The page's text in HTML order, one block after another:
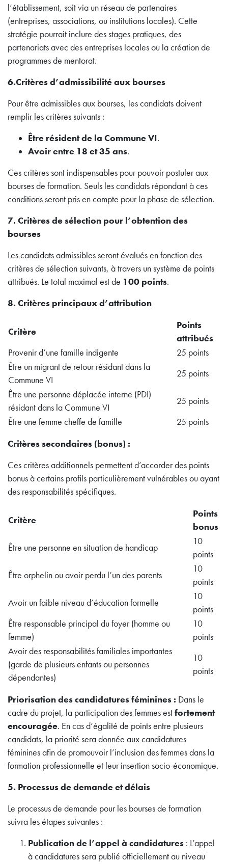
l’établissement, soit via un réseau de partenaires
(entreprises, associations, ou institutions locales). Cette
stratégie pourrait inclure des stages pratiques, des
partenariats avec des entreprises locales ou la création de
programmes de mentorat.
6.Critères d’admissibilité aux bourses
Pour être admissibles aux bourses, les candidats doivent
remplir les critères suivants :
Être résident de la Commune VI.
Avoir entre 18 et 35 ans.
Ces critères sont indispensables pour pouvoir postuler aux
bourses de formation. Seuls les candidats répondant à ces
conditions seront pris en compte pour la phase de sélection.
7. Critères de sélection pour l’obtention des
bourses
Les candidats admissibles seront évalués en fonction des
critères de sélection suivants, à travers un système de points
attribués. Le total maximal est de 100 points.
8. Critères principaux d’attribution
Critère
Points
attribués
Provenir d’une famille indigente
25 points
Être un migrant de retour résidant dans la
Commune VI
25 points
Être une personne déplacée interne (PDI)
résidant dans la Commune VI
25 points
Être une femme cheffe de famille
25 points
Critères secondaires (bonus) :
Ces critères additionnels permettent d’accorder des points
bonus à certains profils particulièrement vulnérables ou ayant
des responsabilités spécifiques.
Critère
Points
bonus
Être une personne en situation de handicap
10
points
Être orphelin ou avoir perdu l’un des parents
10
points
Avoir un faible niveau d’éducation formelle
10
points
Être responsable principal du foyer (homme ou
femme)
10
points
Avoir des responsabilités familiales importantes
(garde de plusieurs enfants ou personnes
dépendantes)
10
points
Priorisation des candidatures féminines : Dans le
cadre du projet, la participation des femmes estfortement
encouragée. En cas d’égalité de points entre plusieurs
candidats, la priorité sera donnée aux candidatures
féminines afin de promouvoir l’inclusion des femmes dans la
formation professionnelle et leur insertion socio-économique.
5. Processus de demande et délais
Le processus de demande pour les bourses de formation
suivra les étapes suivantes :
Publication de l’appel à candidatures : L’appel
à candidatures sera publié officiellement au niveau